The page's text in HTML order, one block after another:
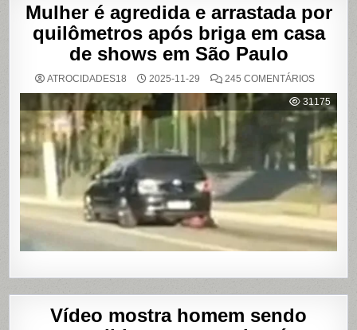
Mulher é agredida e arrastada por
quilômetros após briga em casa
de shows em São Paulo
ATROCIDADES18 2025-11-29 245 COMENTÁRIOSEM
É
E
POR
APÓS
BRIGA
EM
CASA
SHOWS
SÃO
PAULO
31175
Vídeo mostra homem sendo